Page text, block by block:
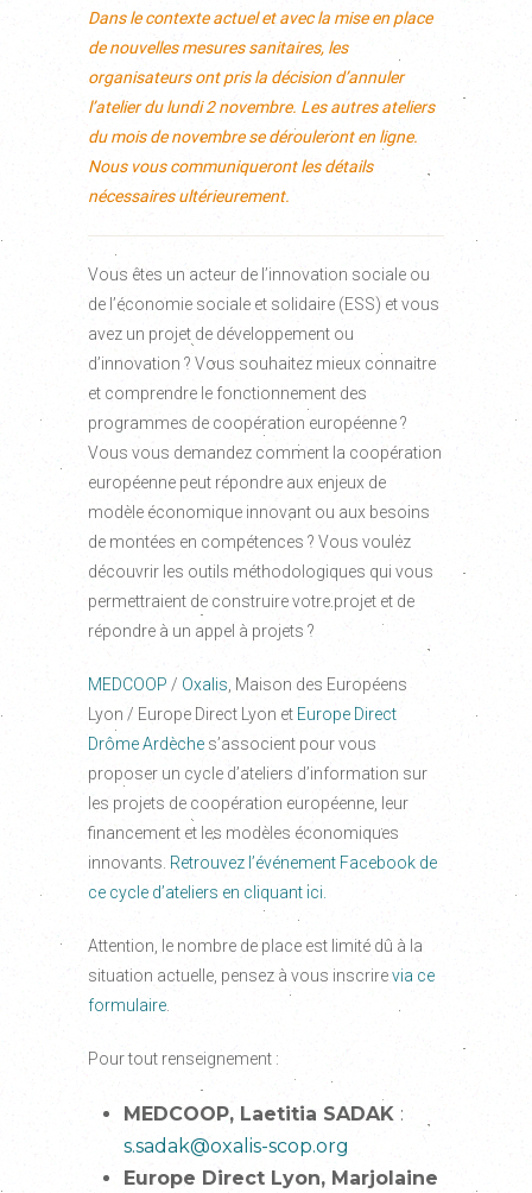
Dans le contexte actuel et avec la mise en place
de nouvelles mesures sanitaires, les
organisateurs ont pris la décision d’annuler
l’atelier du lundi 2 novembre. Les autres ateliers
du mois de novembre se dérouleront en ligne.
Nous vous communiqueront les détails
nécessaires ultérieurement.
Vous êtes un acteur de l’innovation sociale ou
de l’économie sociale et solidaire (ESS) et vous
avez un projet de développement ou
d’innovation ? Vous souhaitez mieux connaitre
et comprendre le fonctionnement des
programmes de coopération européenne ?
Vous vous demandez comment la coopération
européenne peut répondre aux enjeux de
modèle économique innovant ou aux besoins
de montées en compétences ? Vous voulez
découvrir les outils méthodologiques qui vous
permettraient de construire votre projet et de
répondre à un appel à projets ?
MEDCOOP / Oxalis, Maison des Européens
Lyon / Europe Direct Lyon et Europe Direct
Drôme Ardèche s’associent pour vous
proposer un cycle d’ateliers d’information sur
les projets de coopération européenne, leur
financement et les modèles économiques
innovants. Retrouvez l’événement Facebook de
ce cycle d’ateliers en cliquant ici.
Attention, le nombre de place est limité dû à la
situation actuelle, pensez à vous inscrirevia ce
formulaire.
Pour tout renseignement :
MEDCOOP, Laetitia SADAK :
s.sadak@oxalis-scop.org
Europe Direct Lyon, Marjolaine